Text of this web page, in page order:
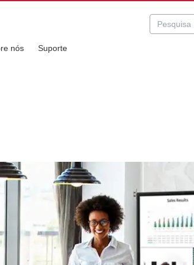
nós Suporte